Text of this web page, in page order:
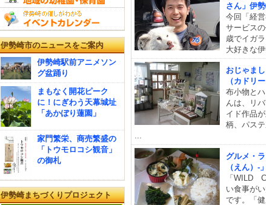
さん」伊
今回「経
サービス
歳でイガ
大好きな
おじゃま
（カドリー
布小物と
んは、リ
イド作品
柄、パス
グルメ・
（えん）
「WILD
い食事が
です。「
伊勢崎市のニュースをご案内
伊勢崎駅前アニメソン
グ盆踊り
まもなく開花ピーク
に！にぎわう天幕城址
「あかぼり蓮園」
家門繁栄、商売繁盛の
「トウモロコシ観音」
の御札
伊勢崎まちづくりプロジェクト